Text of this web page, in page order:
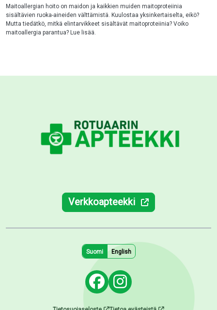
Maitoallergian hoito on maidon ja kaikkien muiden maitoproteiinia
sisältävien ruoka-aineiden välttämistä. Kuulostaa yksinkertaiselta, eikö?
Mutta tiedätkö, mitkä elintarvikkeet sisältävät maitoproteiinia? Voiko
maitoallergia parantua? Lue lisää.
Verkkoapteekki
Suomi English